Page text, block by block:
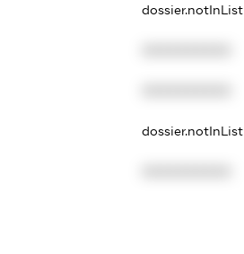
dossier.notInList
dossier.notInList